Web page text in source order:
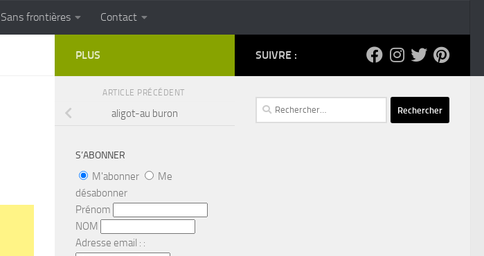
Cuisine populaire des terroirs
Sans frontières Contact
SUIVRE :
Rechercher :
PLUS
ARTICLE PRÉCÉDENT
aligot-au buron
S’ABONNER
M'abonner
Me
désabonner
Prénom
NOM
Adresse email : :